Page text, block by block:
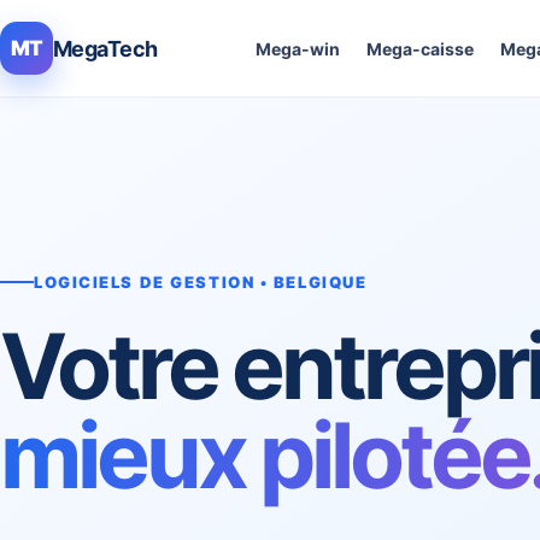
MT MegaTech Mega-win Mega-caisse
LOGICIELS DE GESTION • BELGIQUE
Votre
mieux